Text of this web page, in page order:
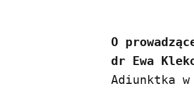
O
dr Ewa
Adiunktka